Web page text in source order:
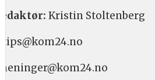
Kristin Stoltenberg
tips@kom24.no